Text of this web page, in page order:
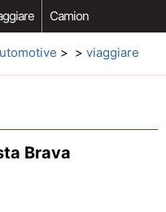
Camion
Car Opzioni Aftermarket
> > viaggiare
Brava